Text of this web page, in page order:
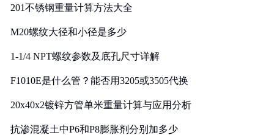
201不锈钢重量计算方法大全
M20螺纹大径和小径是多少
1-1/4 NPT螺纹参数及底孔尺寸详解
F1010E是什么管？能否用3205或3505代换
20x40x2镀锌方管单米重量计算与应用分析
抗渗混凝土中P6和P8膨胀剂分别加多少